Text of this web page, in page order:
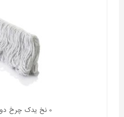
0 نخ یدک چرخ دوز 50 سانت